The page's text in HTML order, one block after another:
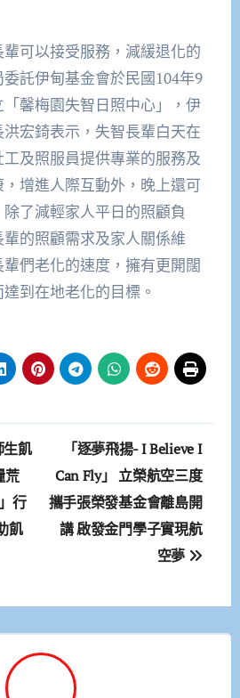
可以接受服務，減緩退化的
託伊甸基金會於民國104年9
馨梅園失智日照中心」，伊
宏錡表示，失智長輩白天在
及照服員提供專業的服務及
增進人際互動外，晚上還可
了減輕家人平日的照顧負
的照顧需求及家人關係維
們老化的速度，擁有更開闊
到在地老化的目標。
生飢
荒
行
飢
「逐夢飛揚- I Believe I
Can Fly」 立榮航空三度
攜手張榮發基金會離島開
講 啟發金門學子實現航
空夢